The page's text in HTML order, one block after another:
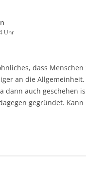
Uhr
dass
an die
dann auch geschehen
gegründet.